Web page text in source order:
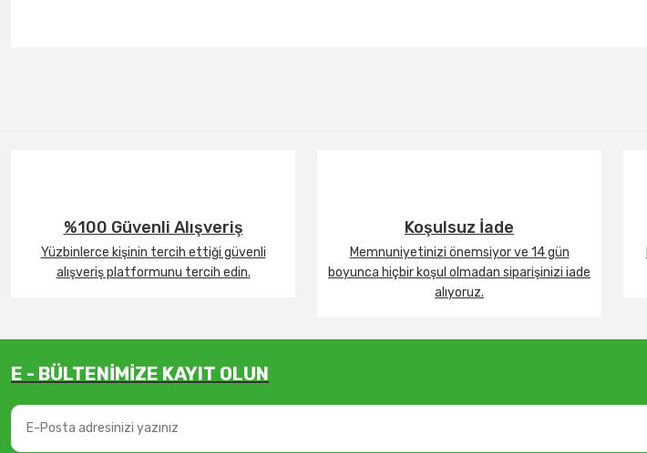
%100 Güvenli Alışveriş
Yüzbinlerce kişinin tercih ettiği güvenli
alışveriş platformunu tercih edin.
Koşulsuz İade
Memnuniyetinizi önemsiyor ve 14 gün
boyunca hiçbir koşul olmadan siparişinizi iade
alıyoruz.
E - BÜLTENİMİZE KAYIT OLUN